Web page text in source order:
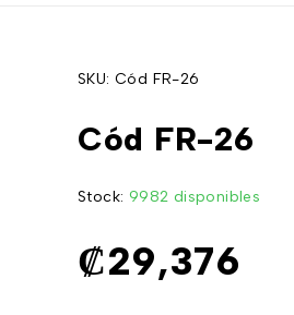
SKU: Cód FR-26
Cód FR-26
Stock: 9982 disponibles
₡29,376